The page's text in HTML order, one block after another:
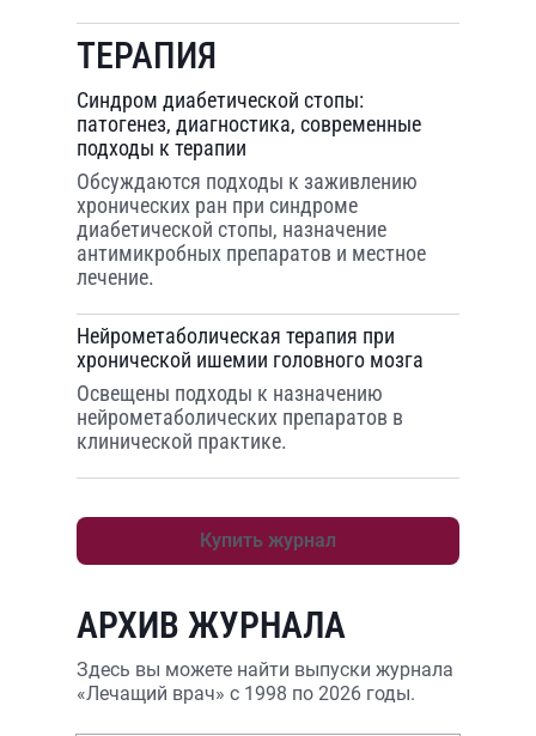
ТЕРАПИЯ
Синдром диабетической стопы:
патогенез, диагностика, современные
подходы к терапии
Обсуждаются подходы к заживлению
хронических ран при синдроме
диабетической стопы, назначение
антимикробных препаратов и местное
лечение.
Нейрометаболическая терапия при
хронической ишемии головного мозга
Освещены подходы к назначению
нейрометаболических препаратов в
клинической практике.
Купить журнал
АРХИВ ЖУРНАЛА
Здесь вы можете найти выпуски журнала
«Лечащий врач» с 1998 по 2026 годы.